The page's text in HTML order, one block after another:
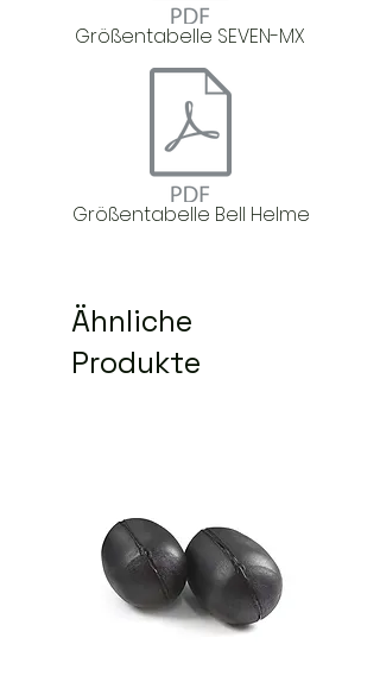
Größentabelle SEVEN-MX
Größentabelle Bell Helme
Ähnliche
Produkte